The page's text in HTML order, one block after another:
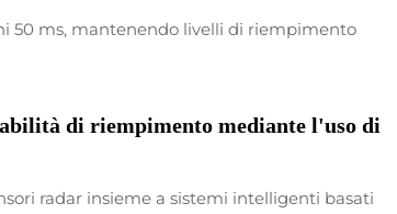
50 ms, mantenendo livelli di riempimento
di riempimento mediante l'uso di
radar insieme a sistemi intelligenti basati